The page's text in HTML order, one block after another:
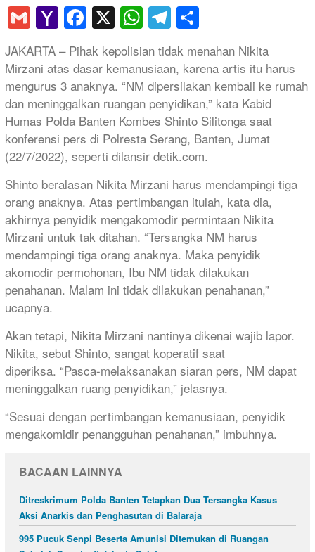
GmailYahoo
Mail
Facebook
X WhatsApp
Telegram
JAKARTA – Pihak kepolisian tidak menahan Nikita
Mirzani atas dasar kemanusiaan, karena artis itu harus
mengurus 3 anaknya. “NM dipersilakan kembali ke rumah
dan meninggalkan ruangan penyidikan,” kata Kabid
Humas Polda Banten Kombes Shinto Silitonga saat
konferensi pers di Polresta Serang, Banten, Jumat
(22/7/2022), seperti dilansir detik.com.
Shinto beralasan Nikita Mirzani harus mendampingi tiga
orang anaknya. Atas pertimbangan itulah, kata dia,
akhirnya penyidik mengakomodir permintaan Nikita
Mirzani untuk tak ditahan. “Tersangka NM harus
mendampingi tiga orang anaknya. Maka penyidik
akomodir permohonan, Ibu NM tidak dilakukan
penahanan. Malam ini tidak dilakukan penahanan,”
ucapnya.
Akan tetapi, Nikita Mirzani nantinya dikenai wajib lapor.
Nikita, sebut Shinto, sangat koperatif saat
diperiksa. “Pasca-melaksanakan siaran pers, NM dapat
meninggalkan ruang penyidikan,” jelasnya.
“Sesuai dengan pertimbangan kemanusiaan, penyidik
mengakomidir penangguhan penahanan,” imbuhnya.
BACAAN LAINNYA
Ditreskrimum Polda Banten Tetapkan Dua Tersangka Kasus
Aksi Anarkis dan Penghasutan di Balaraja
995 Pucuk Senpi Beserta Amunisi Ditemukan di Ruangan